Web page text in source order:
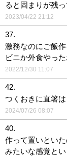
ると固まりが残
2023/04/22 21:12
37.
激務なのにご飯
ビニか外食やった
2022/12/30 11:07
42.
つくおきに直箸
2024/07/26 08:07
40.
作って置いとい
みたいな感覚と